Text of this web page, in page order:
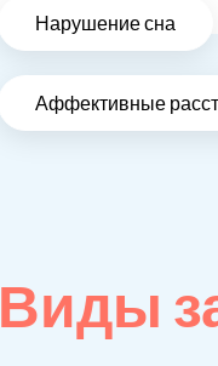
Нарушение сна
Аффективные
Виды